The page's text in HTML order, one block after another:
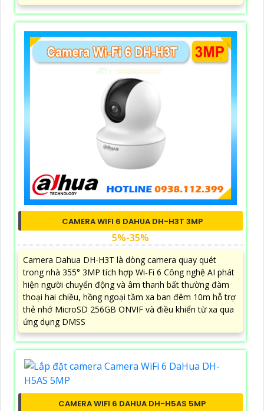
CAMERA WIFI 6 DAHUA DH-H3T 3MP
5%-35%
Camera Dahua DH-H3T là dòng camera quay quét
trong nhà 355° 3MP tích hợp Wi-Fi 6 Công nghệ AI phát
hiện người chuyển động và âm thanh bất thường đàm
thoại hai chiều, hồng ngoại tầm xa ban đêm 10m hỗ trợ
thẻ nhớ MicroSD 256GB ONVIF và điều khiển từ xa qua
ứng dụng DMSS
CAMERA WIFI 6 DAHUA DH-H5AS 5MP